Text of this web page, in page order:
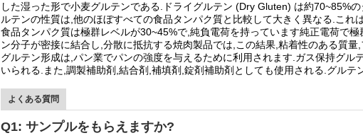
した湿った形で小麦グルテンである.ドライグルテン (Dry Gluten) は約70~85%
ルテンの性質は,他のほぼすべての食品タンパク質と比較して大きく異なる.こ
食品タンパク質は極群レベルが30~45%で,純負電荷を持っています純正電荷で
ン分子が密接に結合し,分散に抵抗する焼肉製品では,この結果,粘着性のある質
グルテン形成は,パン業でパンの強度を与えるために利用されます.ガス保持グ
いられる.また,調製補助剤,結合剤,補填剤,錠剤補助剤としても使用される.グルテ
よくある質問
Q1: サンプルをもらえますか?